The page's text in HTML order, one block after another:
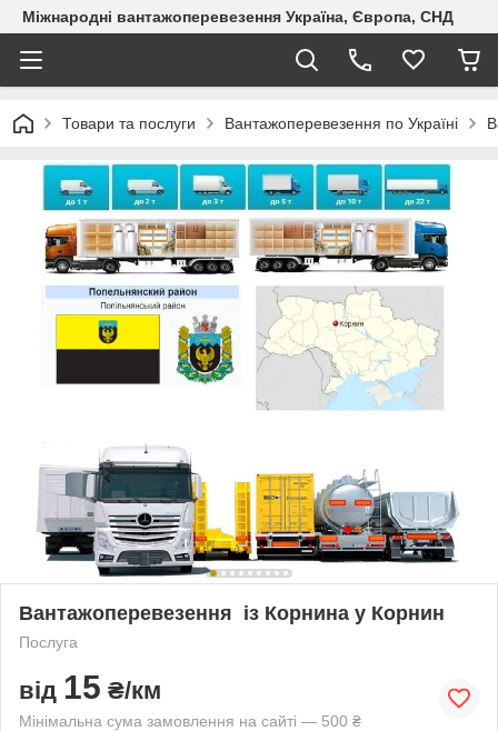
Міжнародні вантажоперевезення Україна, Європа, СНД
Товари та послуги Вантажоперевезення по Україні
Вантажоперевезення із Корнина у Корнин
Послуга
від 15 ₴/км
Мінімальна сума замовлення на сайті — 500 ₴